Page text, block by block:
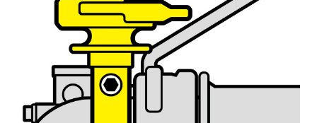
レバーホルダー取付条件